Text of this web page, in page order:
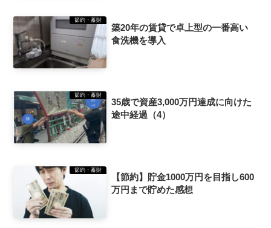
節約・蓄財
築20年の賃貸で卓上型の一番高い
食洗機を導入
節約・蓄財
35歳で資産3,000万円達成に向けた
途中経過（4）
節約・蓄財
【節約】貯金1000万円を目指し600
万円まで貯めた感想